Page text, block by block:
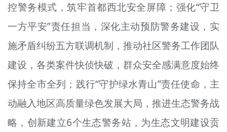
控警务模式，筑牢首都西北安全屏障；强化“守卫
一方平安”责任担当，深化主动预防警务建设，实
施矛盾纠纷五方联调机制，推动社区警务工作团队
建设，各类案件快侦快破，群众安全感满意度始终
保持全市全列 ；践行“守护绿水青山”责任使命，主
动融入地区高质量绿色发展大局，推进生态警务战
略，创新建立6个生态警务站，为生态文明建设贡